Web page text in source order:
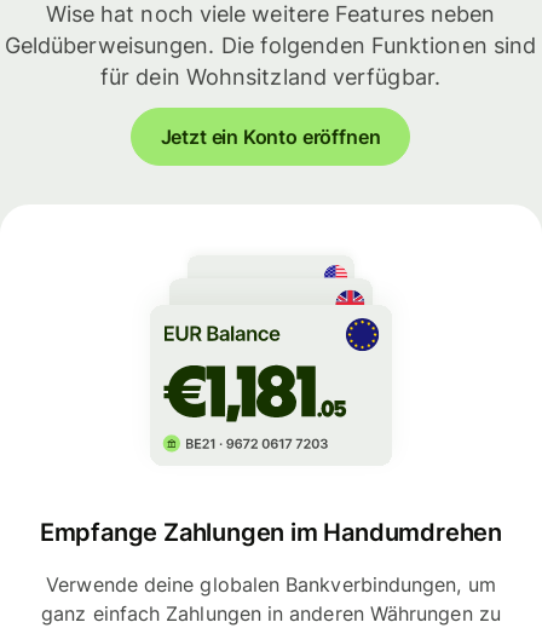
Wise hat noch viele weitere Features neben
Geldüberweisungen. Die folgenden Funktionen sind
für dein Wohnsitzland verfügbar.
Jetzt ein Konto eröffnen
Empfange Zahlungen im Handumdrehen
Verwende deine globalen Bankverbindungen, um
ganz einfach Zahlungen in anderen Währungen zu